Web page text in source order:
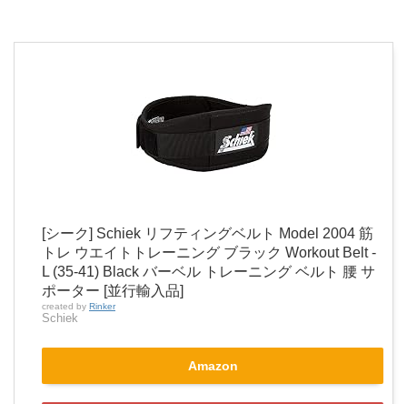
[シーク] Schiek リフティングベルト Model 2004 筋
トレ ウエイトトレーニング ブラック Workout Belt -
L (35-41) Black バーベル トレーニング ベルト 腰 サ
ポーター [並行輸入品]
created by Rinker
Schiek
Amazon